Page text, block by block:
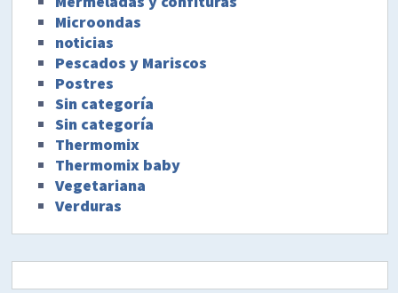
Microondas
noticias
Pescados y Mariscos
Postres
Sin categoría
Sin categoría
Thermomix
Thermomix baby
Vegetariana
Verduras